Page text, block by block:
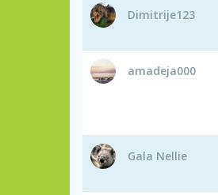
Dimitrije123
amadeja000
Gala Nellie